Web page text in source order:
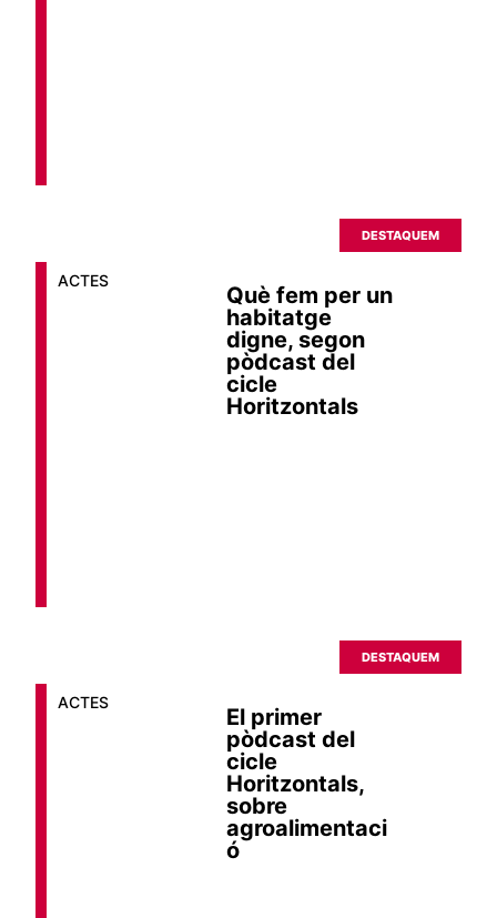
DESTAQUEM
ACTES
Què fem per un
habitatge
digne, segon
pòdcast del
cicle
Horitzontals
DESTAQUEM
ACTES
El primer
pòdcast del
cicle
Horitzontals,
sobre
agroalimentaci
ó